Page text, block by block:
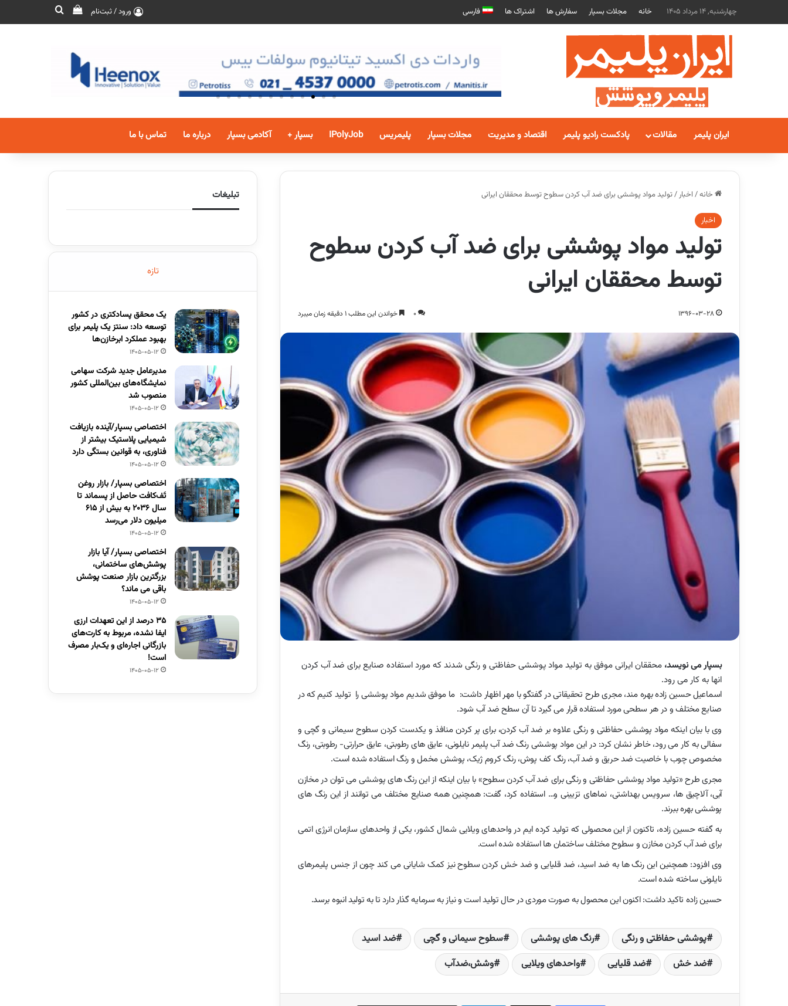
چهارشنبه, 14 مرداد 1405 خانه مجلات بسپار سفارش ها اشتراک ها فارسی ورود / ثبت‌نام
ایران پلیمر مقالات پادکست رادیو پلیمر اقتصاد و مدیریت مجلات بسپار پلیمریس IPolyJob بسپار + آکادمی بسپار درباره ما تماس با ما
خانه/ اخبار/تولید مواد پوششی برای ضد آب کردن سطوح توسط محققان ایرانی
اخبار
تولید مواد پوششی برای ضد آب کردن سطوح
توسط محققان ایرانی
1396-03-28
0 خواندن این مطلب 1 دقیقه زمان میبرد
بسپار می نویسد، محققان ایرانی موفق به تولید مواد پوششی حفاظتی و رنگی شدند که مورد استفاده صنایع برای ضد آب کردن
انها به کار می رود.
اسماعیل حسین زاده بهره مند، مجری طرح تحقیقاتی در گفتگو با مهر اظهار داشت: ما موفق شدیم مواد پوششی را تولید کنیم که در
صنایع مختلف و در هر سطحی مورد استفاده قرار می گیرد تا آن سطح ضد آب شود.
وی با بیان اینکه مواد پوششی حفاظتی و رنگی علاوه بر ضد آب کردن، برای پر کردن منافذ و یکدست کردن سطوح سیمانی و گچی و
سفالی به کار می رود، خاطر نشان کرد: در این مواد پوششی رنگ ضد آب پلیمر نایلونی، عایق های رطوبتی، عایق حرارتی- رطوبتی، رنگ
مخصوص چوب با خاصیت ضد حریق و ضد آب، رنگ کف پوش، رنگ کروم ژیک، پوشش مخمل و رنگ استفاده شده است.
مجری طرح «تولید مواد پوششی حفاظتی و رنگی برای ضد آب کردن سطوح» با بیان اینکه از این رنگ های پوششی می توان در مخازن
آبی، آلاچیق ها، سرویس بهداشتی، نماهای تزیینی و… استفاده کرد، گفت: همچنین همه صنایع مختلف می توانند از این رنگ های
پوششی بهره ببرند.
به گفته حسین زاده، تاکنون از این محصولی که تولید کرده ایم در واحدهای ویلایی شمال کشور، یکی از واحدهای سازمان انرژی اتمی
برای ضد آب کردن مخازن و سطوح مختلف ساختمان ها استفاده شده است.
وی افزود: همچنین این رنگ ها به ضد اسید، ضد قلیایی و ضد خش کردن سطوح نیز کمک شایانی می کند چون از جنس پلیمرهای
نایلونی ساخته شده است.
حسین زاده تاکید داشت: اکنون این محصول به صورت موردی در حال تولید است و نیاز به سرمایه گذار دارد تا به تولید انبوه برسد.
پوششی حفاظتی و رنگی رنگ های پوششی سطوح سیمانی و گچی
ضد اسید
ضد خش
ضد قلیایی واحدهای ویلایی وشش،ضدآب
تبلیغات
تازه
یک محقق پسادکتری در کشور
توسعه داد: سنتز یک پلیمر برای
بهبود عملکرد ابرخازن‌ها
1405-05-12
مدیرعامل جدید شرکت سهامی
نمایشگاه‌های بین‌المللی کشور
منصوب شد
1405-05-12
اختصاصی بسپار/آینده بازیافت
شیمیایی پلاستیک بیشتر از
فناوری، به قوانین بستگی دارد
1405-05-12
اختصاصی بسپار/ بازار روغن
تَف‌کافت حاصل از پسماند تا
سال ۲۰۳۶ به بیش از ۶۱۵
میلیون دلار می‌رسد
1405-05-12
اختصاصی بسپار/ آیا بازار
پوشش‌های ساختمانی،
بزرگترین بازار صنعت پوشش
باقی می ماند؟
1405-05-12
۳۵ درصد از این تعهدات ارزی
ایفا نشده، مربوط به کارت‌های
بازرگانی اجاره‌ای و یک‌بار مصرف
است!
1405-05-12